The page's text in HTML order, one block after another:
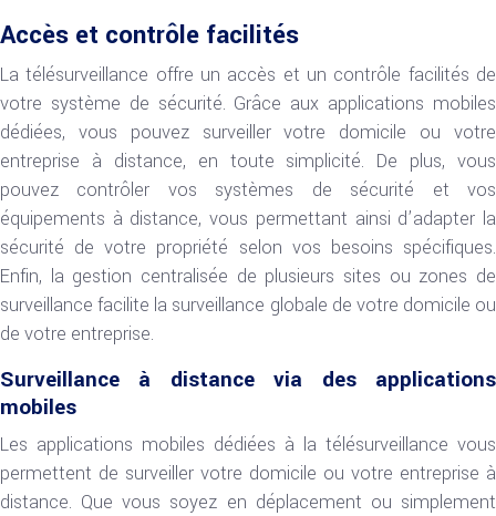
Accès et contrôle facilités
La télésurveillance offre un accès et un contrôle facilités de
votre système de sécurité. Grâce aux applications mobiles
dédiées, vous pouvez surveiller votre domicile ou votre
entreprise à distance, en toute simplicité. De plus, vous
pouvez contrôler vos systèmes de sécurité et vos
équipements à distance, vous permettant ainsi d’adapter la
sécurité de votre propriété selon vos besoins spécifiques.
Enfin, la gestion centralisée de plusieurs sites ou zones de
surveillance facilite la surveillance globale de votre domicile ou
de votre entreprise.
Surveillance à distance via des applications
mobiles
Les applications mobiles dédiées à la télésurveillance vous
permettent de surveiller votre domicile ou votre entreprise à
distance. Que vous soyez en déplacement ou simplement